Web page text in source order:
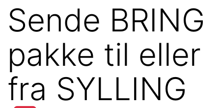
Sende BRING
pakke til eller
fra SYLLING